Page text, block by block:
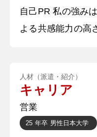
回答を終えました。 【深掘質問】 学科
〇であるため、ど
自己PR 私の強みは、客観視と論理的思考に
よる共感能力の高
合わせて喜んだり
ていました。 高
間関係の悩みや、
て相談されること
人材（派遣・紹介）
キャリア
営業
25 年卒 男性 日本大学